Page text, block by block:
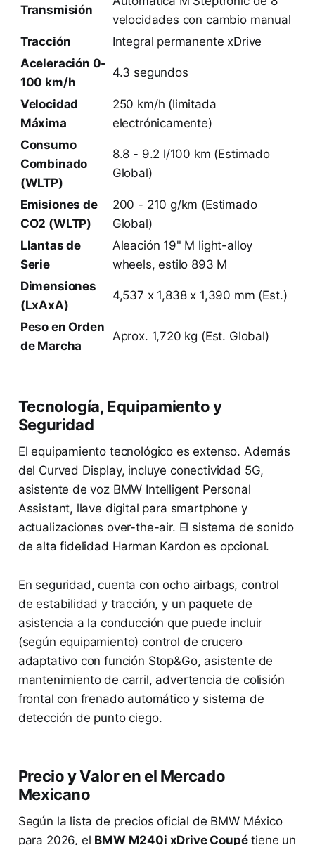
Transmisión
velocidades con cambio manual
Tracción
Integral permanente xDrive
Aceleración 0-
100 km/h
4.3 segundos
Velocidad
Máxima
250 km/h (limitada
electrónicamente)
Consumo
Combinado
(WLTP)
8.8 - 9.2 l/100 km (Estimado
Global)
Emisiones de
CO2 (WLTP)
200 - 210 g/km (Estimado
Global)
Llantas de
Serie
Aleación 19" M light-alloy
wheels, estilo 893 M
Dimensiones
(LxAxA)
4,537 x 1,838 x 1,390 mm (Est.)
Peso en Orden
de Marcha
Aprox. 1,720 kg (Est. Global)
Tecnología, Equipamiento y
Seguridad
El equipamiento tecnológico es extenso. Además
del Curved Display, incluye conectividad 5G,
asistente de voz BMW Intelligent Personal
Assistant, llave digital para smartphone y
actualizaciones over-the-air. El sistema de sonido
de alta fidelidad Harman Kardon es opcional.
En seguridad, cuenta con ocho airbags, control
de estabilidad y tracción, y un paquete de
asistencia a la conducción que puede incluir
(según equipamiento) control de crucero
adaptativo con función Stop&Go, asistente de
mantenimiento de carril, advertencia de colisión
frontal con frenado automático y sistema de
detección de punto ciego.
Precio y Valor en el Mercado
Mexicano
Según la lista de precios oficial de BMW México
para 2026, el BMW M240i xDrive Coupétiene un